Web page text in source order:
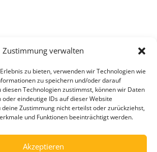
Zustimmung verwalten
zu bieten, verwenden wir Technologien wie
zu speichern und/oder darauf
diesen Technologien zustimmst, können wir Daten
eindeutige IDs auf dieser Website
Zustimmung nicht erteilst oder zurückziehst,
und Funktionen beeinträchtigt werden.
Akzeptieren